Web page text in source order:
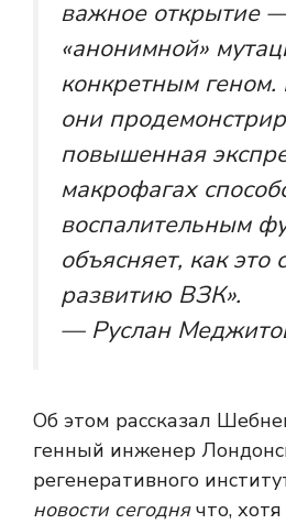
важное открытие
«анонимной»
конкретным
они
повышенная
макрофагах
воспалительным
объясняет, как это
развитию ВЗК».
— Руслан
Об этом рассказал
генный инженер
регенеративного
новости сегоднячто,